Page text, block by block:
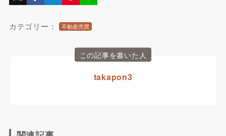
カテゴリー： 不動産売買
この記事を書いた人
takapon3